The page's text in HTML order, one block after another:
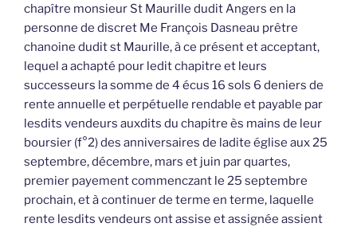
chapître monsieur St Maurille dudit Angers en la
personne de discret Me François Dasneau prêtre
chanoine dudit st Maurille, à ce présent et acceptant,
lequel a achapté pour ledit chapitre et leurs
successeurs la somme de 4 écus 16 sols 6 deniers de
rente annuelle et perpétuelle rendable et payable par
lesdits vendeurs auxdits du chapitre ès mains de leur
boursier (f°2) des anniversaires de ladite église aux 25
septembre, décembre, mars et juin par quartes,
premier payement commenczant le 25 septembre
prochain, et à continuer de terme en terme, laquelle
rente lesdits vendeurs ont assise et assignée assient